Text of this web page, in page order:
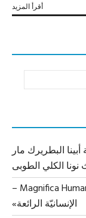
أقرأ المزيد
البطريرك مار
نونا الكلي الطوبى
رسالة البابا لاون الرابع عشر «Magnifica Humanitas –
الإنسانيّة الرائعة»